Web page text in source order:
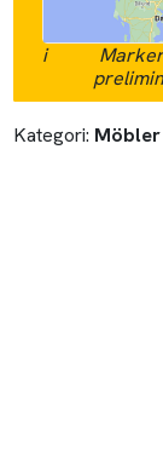
i
Kategori: Möbler